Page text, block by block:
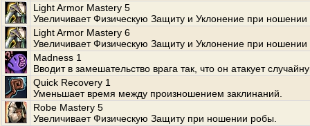
Light Armor Mastery 5
Увеличивает Физическую Защиту и Уклонение при ношении
Light Armor Mastery 6
Увеличивает Физическую Защиту и Уклонение при ношении
Madness 1
Вводит в замешательство врага так, что он атакует
Quick Recovery 1
Уменьшает время между произношением заклинаний.
Robe Mastery 5
Увеличивает Физическую Защиту при ношении робы.